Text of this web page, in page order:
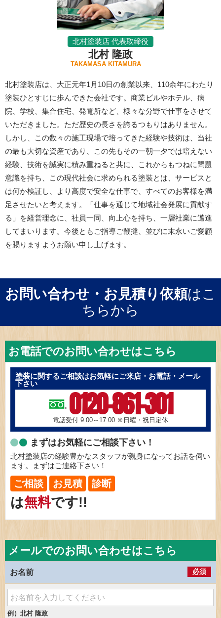
北村塗装店 代表取締役
北村 隆政
TAKAMASA KITAMURA
北村塗装店は、大正元年1月10日の創業以来、110余年にわたり
塗装ひとすじに歩んできた会社です。商業ビルやホテル、病
院、学校、集合住宅、発電所など、様々な分野で仕事をさせて
いただきました。ただ歴史の長さを誇るつもりはありません。
しかし、この数々の施工現場で培ってきた経験や技術は、当社
の最も大切な資産であり、この先もその一朝一夕では培えない
経験、技術を誠実に積み重ねると共に、これからもつねに問題
意識を持ち、この現代社会に求められる塗装とは、サービスと
は何か検証し、より高度で安全な仕事で、すべてのお客様を満
足させたいと考えます。「仕事を通じて地域社会発展に貢献す
る」を経営理念に、社員一同、向上心を持ち、一層社業に邁進
してまいります。今後ともご指導ご鞭撻、並びに末永いご愛顧
を賜りますようお願い申し上げます。
お問い合わせ・お見積り依頼はこ
ちらから
お電話でのお問い合わせはこちら
塗装に関するご相談はお気軽にご来店・お電話・メール
下さい
0120-861-301
電話受付 9:00～17:00 ※日曜・祝日定休
まずはお気軽にご相談下さい！
北村塗装店の経験豊かなスタッフが親身になってお話を伺い
ます。まずはご連絡下さい！
ご相談 お見積 診断
は無料です!!
メールでのお問い合わせはこちら
お名前 必須
例）北村 隆政